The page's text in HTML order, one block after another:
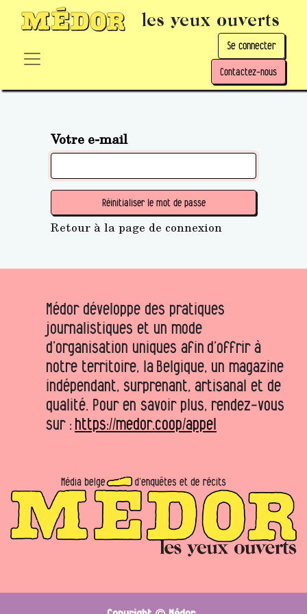
les yeux ouverts
Se connecter
Contactez-nous
Votre e-mail
Réinitialiser le mot de passe
Retour à la page de connexion
Médor développe des pratiques
journalistiques et un mode
d’organisation uniques afin d’offrir à
notre territoire, la Belgique, un magazine
indépendant, surprenant, artisanal et de
qualité. Pour en savoir plus, rendez-vous
sur : https://medor.coop/appel